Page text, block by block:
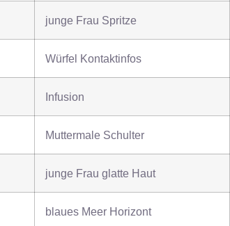
junge Frau Spritze
Würfel Kontaktinfos
Infusion
Muttermale Schulter
junge Frau glatte Haut
blaues Meer Horizont